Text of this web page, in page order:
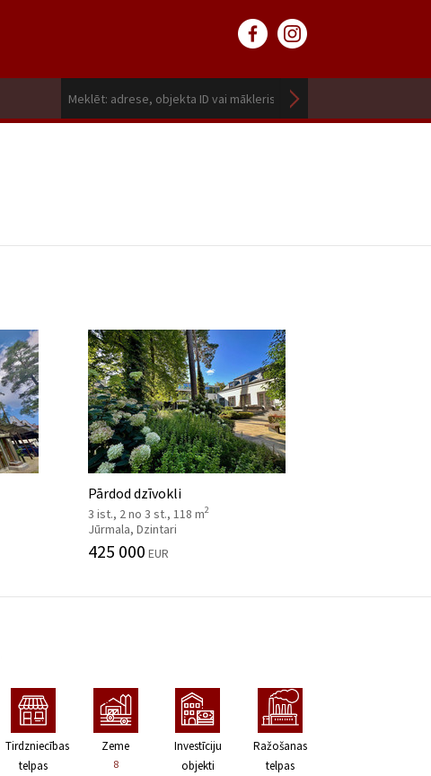
Pārdod dzīvokli
3 ist., 2 no 3 st., 118 m2
Jūrmala, Dzintari
425 000 EUR
Tirdzniecības
telpas
Zeme
8
Investīciju
objekti
Ražošanas
telpas